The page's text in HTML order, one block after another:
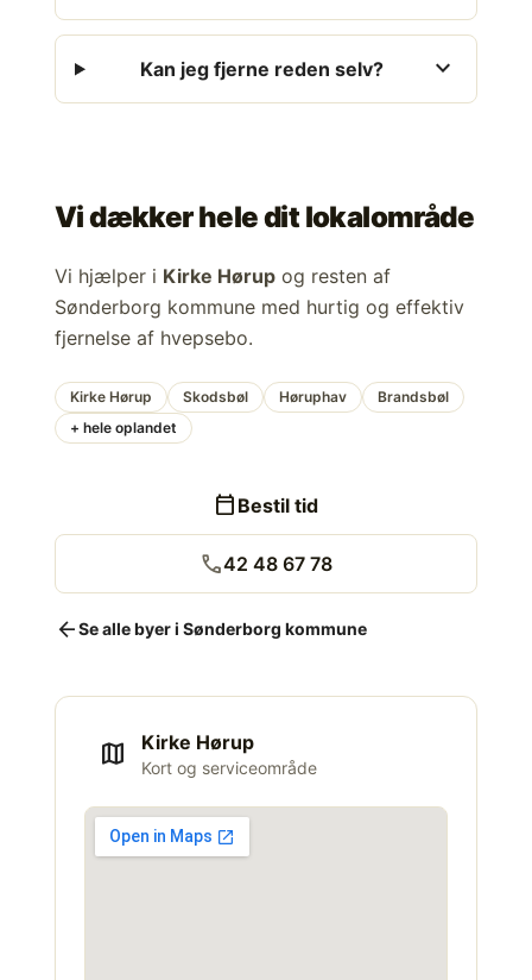
Kan jeg fjerne reden selv? expand_more
Vi dækker hele dit lokalområde
Vi hjælper i Kirke Hørup og resten af
Sønderborg kommune med hurtig og effektiv
fjernelse af hvepsebo.
Kirke Hørup Skodsbøl Høruphav
Brandsbøl
+ hele oplandet
calendar_today Bestil tid
call42 48 67 78
arrow_backSe alle byer i Sønderborg kommune
map Kirke Hørup
Kort og serviceområde